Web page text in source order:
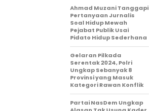
Ahmad Muzani Tanggapi
Pertanyaan Jurnalis
Soal Hidup Mewah
Pejabat Publik Usai
Pidato Hidup Sederhana
Gelaran Pilkada
Serentak 2024, Polri
Ungkap Sebanyak 8
Provinsi yang Masuk
Kategori Rawan Konflik
Partai NasDem Ungkap